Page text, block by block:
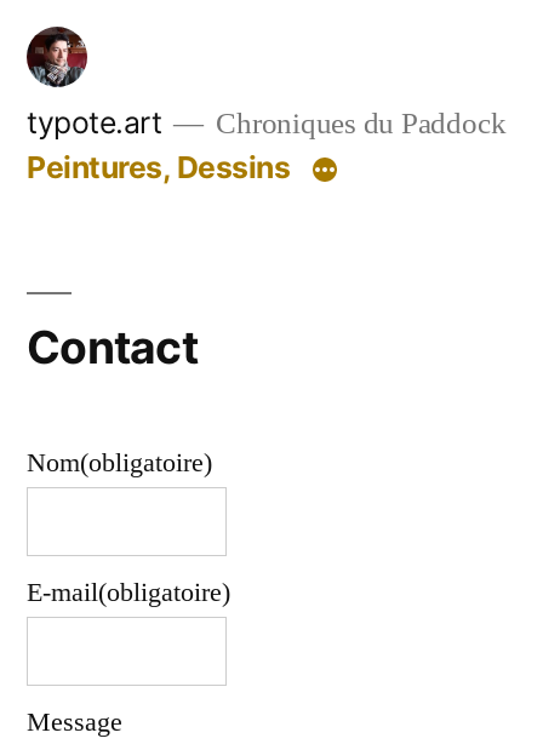
Aller
contenu
typote.art Chroniques du Paddock
Peintures, Dessins
Contact
Nom(obligatoire)
E-mail(obligatoire)
Message